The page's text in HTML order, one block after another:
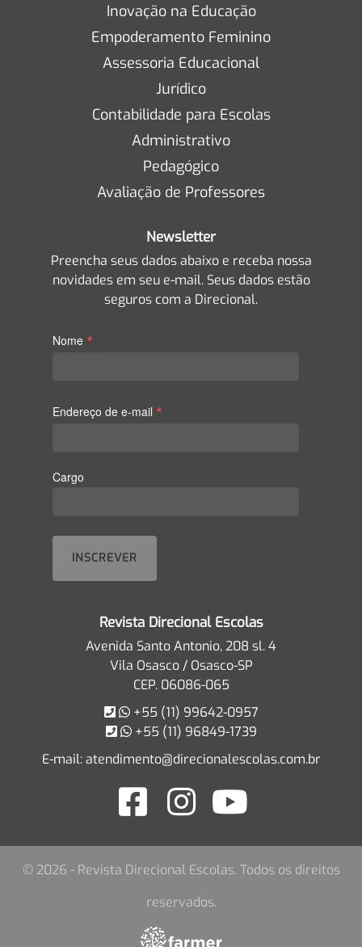
Inovação na Educação
Empoderamento Feminino
Assessoria Educacional
Jurídico
Contabilidade para Escolas
Administrativo
Pedagógico
Avaliação de Professores
Newsletter
Preencha seus dados abaixo e receba nossa
novidades em seu e-mail. Seus dados estão
seguros com a Direcional.
Nome *
Endereço de e-mail *
Cargo
Revista Direcional Escolas
Avenida Santo Antonio, 208 sl. 4
Vila Osasco / Osasco-SP
CEP. 06086-065
+55 (11) 99642-0957
+55 (11) 96849-1739
E-mail:atendimento@direcionalescolas.com.br
© 2026 - Revista Direcional Escolas. Todos os direitos
reservados.